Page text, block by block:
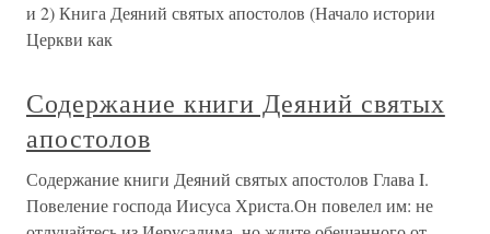
и 2) Книга Деяний святых апостолов (Начало истории
Церкви как
Содержание книги Деяний святых
апостолов
Содержание книги Деяний святых апостолов Глава I.
Повеление господа Иисуса Христа.Он повелел им: не